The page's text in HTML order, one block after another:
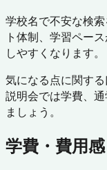
学校名で不安な検
ト体制、学習ペー
しやすくなります。
気になる点に関す
説明会では学費、
ましょう。
学費・費用感